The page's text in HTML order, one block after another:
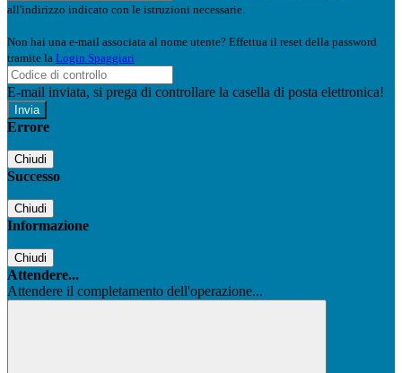
all'indirizzo indicato con le istruzioni necessarie.
Non hai una e-mail associata al nome utente? Effettua il reset della password
tramite la Login Spaggiari
E-mail inviata, si prega di controllare la casella di posta elettronica!
Errore
Chiudi
Successo
Chiudi
Informazione
Chiudi
Attendere...
Attendere il completamento dell'operazione...